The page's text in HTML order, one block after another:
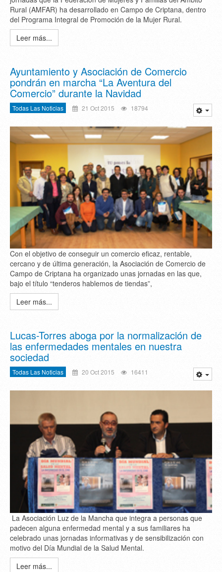
Rural (AMFAR) ha desarrollado en Campo de Criptana, dentro
del Programa Integral de Promoción de la Mujer Rural.
Leer más...
Ayuntamiento y Asociación de Comercio
pondrán en marcha “La Aventura del
Comercio” durante la Navidad
Todas Las Noticias 21 Oct 2015 18794
Con el objetivo de conseguir un comercio eficaz, rentable,
cercano y de última generación, la Asociación de Comercio de
Campo de Criptana ha organizado unas jornadas en las que,
bajo el título “tenderos hablemos de tiendas”,
Leer más...
Lucas-Torres aboga por la normalización de
las enfermedades mentales en nuestra
sociedad
Todas Las Noticias 20 Oct 2015 16411
La Asociación Luz de la Mancha que integra a personas que
padecen alguna enfermedad mental y a sus familiares ha
celebrado unas jornadas informativas y de sensibilización con
motivo del Día Mundial de la Salud Mental.
Leer más...